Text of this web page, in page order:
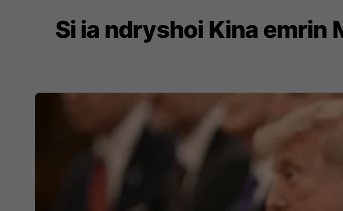
Si ia ndryshoi Kina emrin